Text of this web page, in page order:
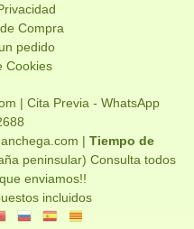
Compra
pedido
Cookies
| Cita Previa - WhatsApp
| Tiempo de
peninsular) Consulta todos
enviamos!!
incluidos